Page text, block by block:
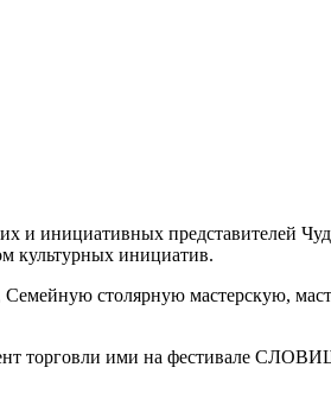
и инициативных представителей
культурных инициатив.
столярную мастерскую,
торговли ими на фестивале